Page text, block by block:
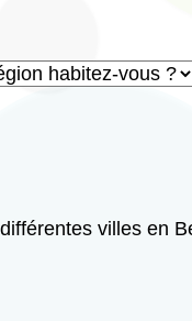
villes en